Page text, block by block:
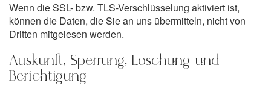
Wenn die SSL- bzw. TLS-Verschlüsselung aktiviert ist,
können die Daten, die Sie an uns übermitteln, nicht von
Dritten mitgelesen werden.
Auskunft, Sperrung, Löschung und
Berichtigung